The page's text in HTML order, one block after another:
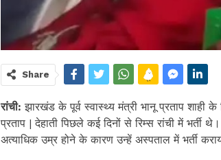
Share
रांची: झारखंड के पूर्व स्वास्थ्य मंत्री भानू प्रताप शाही के
प्रताप | देहाती पिछले कई दिनों से रिम्स रांची में भर्ती
अत्याधिक उम्र होने के कारण उन्हें अस्पताल में भर्ती